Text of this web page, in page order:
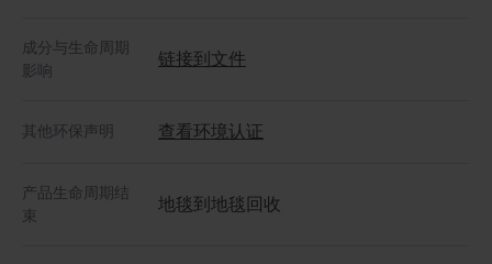
成分与生命周期
影响
链接到文件
其他环保声明 查看环境认证
产品生命周期结
束
地毯到地毯回收